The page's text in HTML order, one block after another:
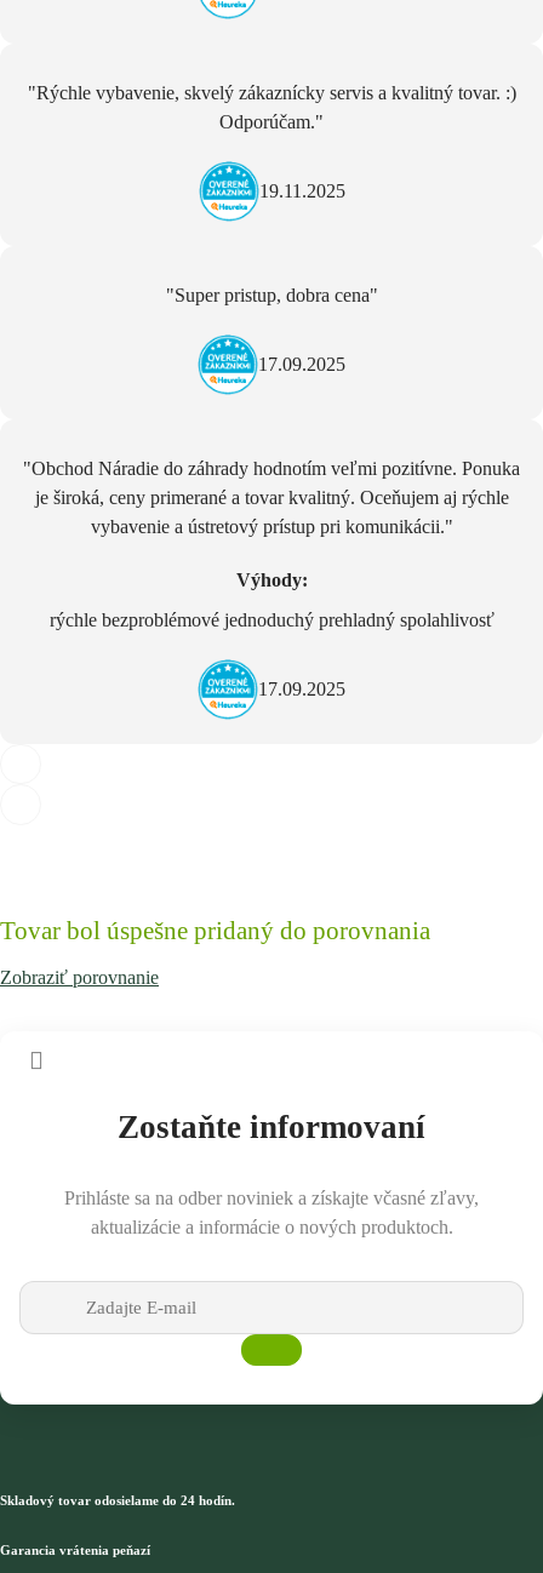
"Rýchle vybavenie, skvelý zákaznícky servis a kvalitný tovar. :)
Odporúčam."
19.11.2025
"Super pristup, dobra cena"
17.09.2025
"Obchod Náradie do záhrady hodnotím veľmi pozitívne. Ponuka
je široká, ceny primerané a tovar kvalitný. Oceňujem aj rýchle
vybavenie a ústretový prístup pri komunikácii."
Výhody:
rýchle bezproblémové jednoduchý prehladný spolahlivosť
17.09.2025
Tovar bol úspešne pridaný do porovnania
Zobraziť porovnanie
Zostaňte informovaní
Prihláste sa na odber noviniek a získajte včasné zľavy,
aktualizácie a informácie o nových produktoch.
Skladový tovar odosielame do 24 hodín.
Garancia vrátenia peňazí